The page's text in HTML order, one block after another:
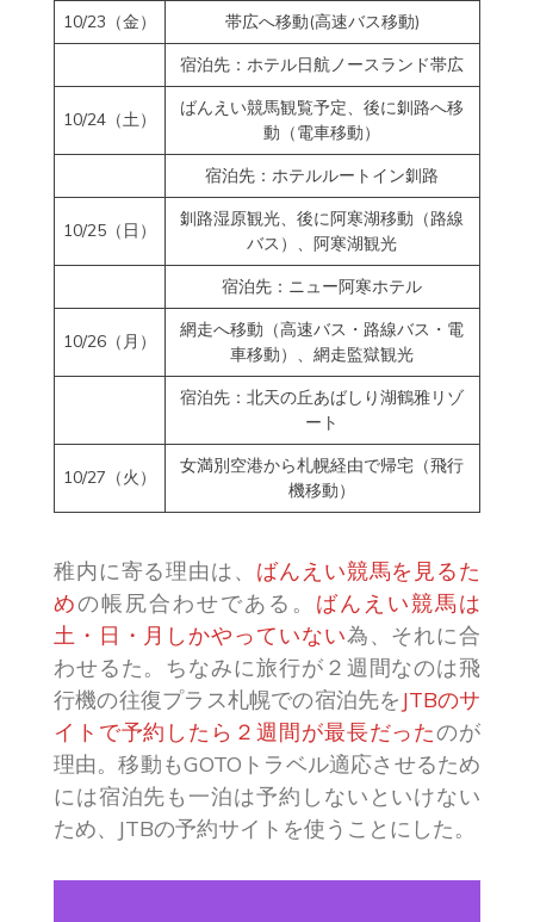
10/23（金）
帯広へ移動(高速バス移動)
宿泊先：ホテル日航ノースランド帯広
10/24（土）
ばんえい競馬観覧予定、後に釧路へ移
動（電車移動）
宿泊先：ホテルルートイン釧路
10/25（日）
釧路湿原観光、後に阿寒湖移動（路線
バス）、阿寒湖観光
宿泊先：ニュー阿寒ホテル
10/26（月）
網走へ移動（高速バス・路線バス・電
車移動）、網走監獄観光
宿泊先：北天の丘あばしり湖鶴雅リゾ
ート
10/27（火）
女満別空港から札幌経由で帰宅（飛行
機移動）
稚内に寄る理由は、 ばんえい競馬を見るた
めの帳尻合わせである。 ばんえい競馬は
土・日・月しかやっていない為、それに合
わせるた。ちなみに旅行が２週間なのは飛
行機の往復プラス札幌での宿泊先を JTBのサ
イトで予約したら２週間が最長だったのが
理由。移動もGOTOトラベル適応させるため
には宿泊先も一泊は予約しないといけない
ため、JTBの予約サイトを使うことにした。